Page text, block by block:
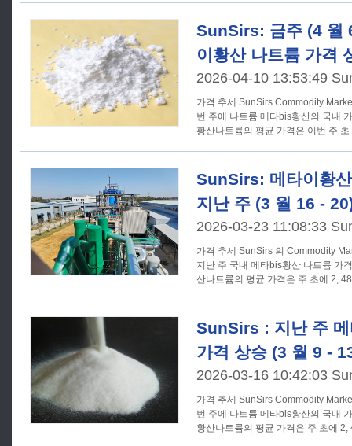
SunSirs: 금주 (4 월
이황산 나트륨 가격
2026-04-10 13:53:49
가격 추세 SunSirs Commodity Market Analysis System 에 따르면, 이
번 주에 나트륨 메타bis황산의 국내
황산나트륨의 평균 가격은 이번 주
SunSirs: 메타이황
지난 주 (3 월 16 -
2026-03-23 11:08:33
가격 추세 SunSirs 의 Commodity Market Analysis System 에 따르면,
지난 주 국내 메타bis황산 나트륨 가
산나트륨의 평균 가격은 주 초에 2,
SunSirs : 지난 주
가격 상승 (3 월 9 -
2026-03-16 10:42:03
가격 추세 SunSirs Commodity Market Analysis System 에 따르면, 이
번 주에 나트륨 메타bis황산의 국내
황산나트륨의 평균 가격은 주 초에 2,